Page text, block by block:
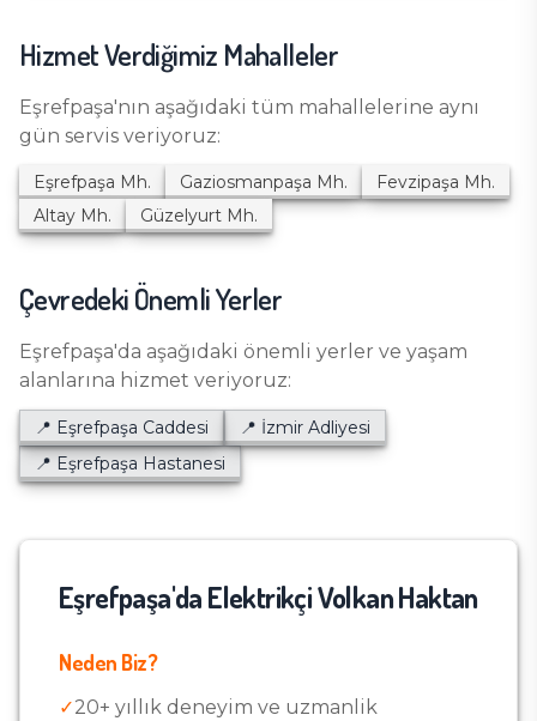
Hizmet Verdiğimiz Mahalleler
Eşrefpaşa'nın aşağıdaki tüm mahallelerine aynı
gün servis veriyoruz:
Eşrefpaşa Mh. Gaziosmanpaşa Mh. Fevzipaşa Mh.
Altay Mh. Güzelyurt Mh.
Çevredeki Önemli Yerler
Eşrefpaşa'da aşağıdaki önemli yerler ve yaşam
alanlarına hizmet veriyoruz:
📍 Eşrefpaşa Caddesi 📍 İzmir Adliyesi
📍 Eşrefpaşa Hastanesi
Eşrefpaşa'da Elektrikçi Volkan Haktan
Neden Biz?
✓20+ yıllık deneyim ve uzmanlik